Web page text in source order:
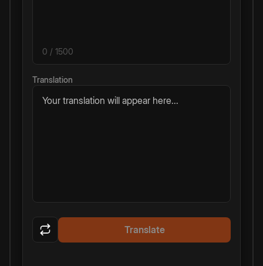
0 / 1500
Translation
Your translation will appear here...
Translate